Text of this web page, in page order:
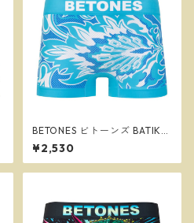
BETONES ビトーンズ BATIK2
GREEN メンズ フリーサイズ
ボクサーパンツ ※ネコポスで
送料無料※
¥2,530